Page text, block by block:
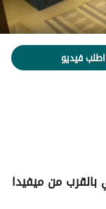
اطلب فيديو
بالقرب من ميفيدا